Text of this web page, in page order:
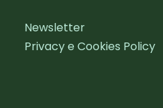
Newsletter
Privacy e Cookies Policy